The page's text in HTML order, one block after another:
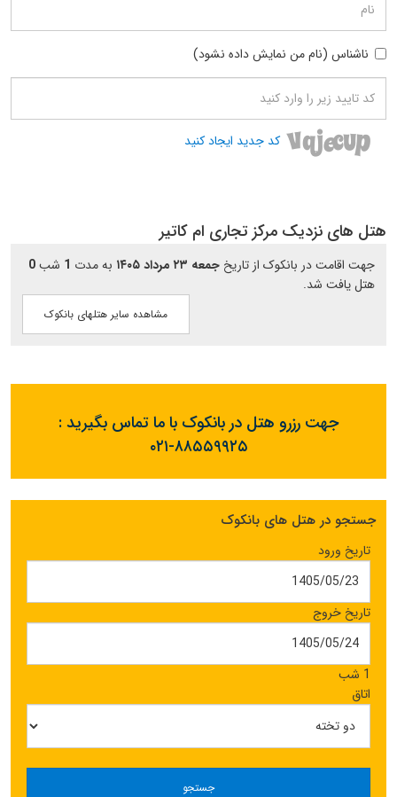
ناشناس (نام من نمایش داده نشود)
کد جدید ایجاد کنید
هتل های نزدیک مرکز تجاری ام کاتیر
جهت اقامت در بانکوک از تاریخ جمعه ۲۳ مرداد ۱۴۰۵ به مدت 1 شب0
هتل یافت شد.
مشاهده سایر هتلهای بانکوک
جهت رزرو هتل در بانکوک با ما تماس بگیرید :
۰۲۱-۸۸۵۵۹۹۲۵
جستجو در هتل های بانکوک
تاریخ ورود
تاریخ خروج
1 شب
اتاق
جستجو